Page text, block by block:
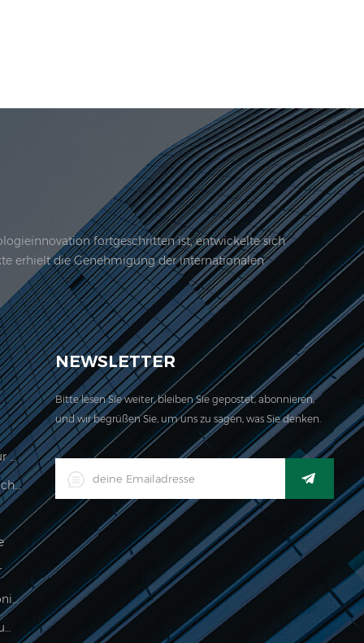
fortgeschritten ist, entwickelte sich
erhielt die Genehmigung der internationalen
für unser Unternehmen befindet sich hier. 2006
Preisberechnungswaage Legal Für Den Handel
LED-Digital-Industrieller Wasserdichter Waage-Indikator
Lebensmittelverarbeitung Elektronische Wägeanzeige
500g Elektronische Palmskala Zum Wiegen Von Schmuck
NEWSLETTER
Bitte lesen Sie weiter, bleiben Sie gepostet, abonnieren,
und wir begrüßen Sie, um uns zu sagen, was Sie denken.